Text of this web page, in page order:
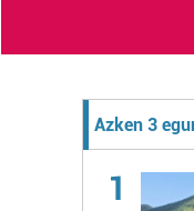
Azken 3
1